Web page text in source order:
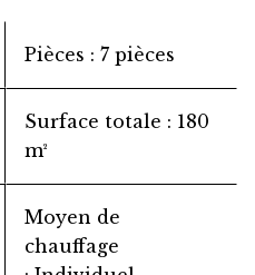
Pièces 7 pièces
Surface totale
180
m²
Moyen de
chauffage